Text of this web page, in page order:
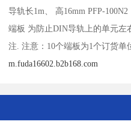
导轨长1m、 高16mm PFP-100N2
端板 为防止DIN导轨上的单元左
注. 注意：10个端板为1个订货单
m.fuda16602.b2b168.com